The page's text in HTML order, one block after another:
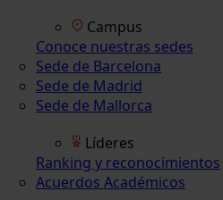
Campus
Conoce nuestras sedes
Sede de Barcelona
Sede de Madrid
Sede de Mallorca
Líderes
Ranking y reconocimientos
Acuerdos Académicos